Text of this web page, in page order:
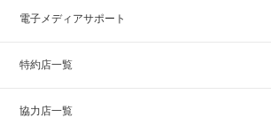
電子メディアサポート
特約店一覧
協力店一覧